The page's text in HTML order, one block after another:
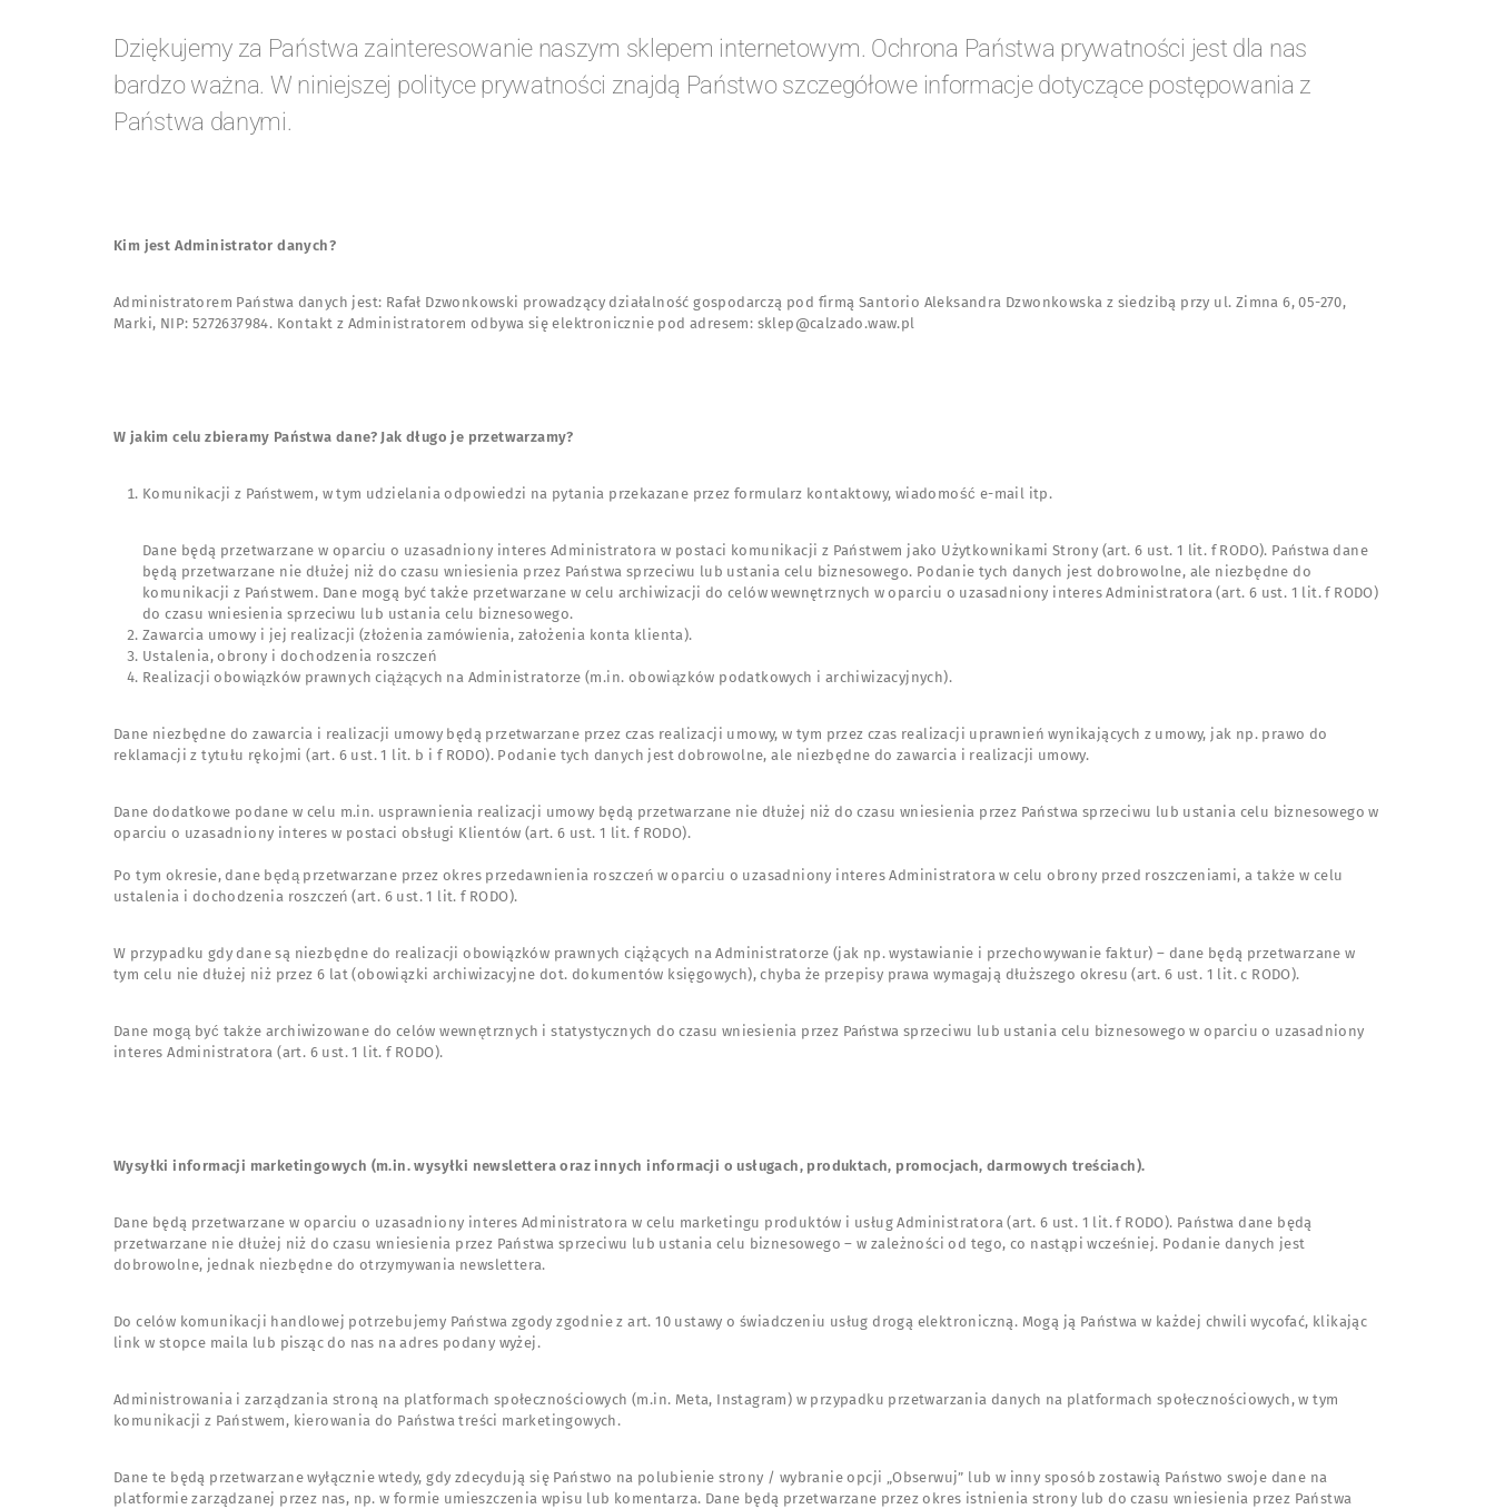
Dziękujemy za Państwa zainteresowanie naszym sklepem internetowym. Ochrona Państwa prywatności jest dla nas
bardzo ważna. W niniejszej polityce prywatności znajdą Państwo szczegółowe informacje dotyczące postępowania z
Państwa danymi.
Kim jest Administrator danych?
Administratorem Państwa danych jest: Rafał Dzwonkowski prowadzący działalność gospodarczą pod firmą Santorio Aleksandra Dzwonkowska z siedzibą przy ul. Zimna 6, 05-270,
Marki, NIP: 5272637984. Kontakt z Administratorem odbywa się elektronicznie pod adresem: sklep@calzado.waw.pl
W jakim celu zbieramy Państwa dane? Jak długo je przetwarzamy?
Komunikacji z Państwem, w tym udzielania odpowiedzi na pytania przekazane przez formularz kontaktowy, wiadomość e-mail itp.
Dane będą przetwarzane w oparciu o uzasadniony interes Administratora w postaci komunikacji z Państwem jako Użytkownikami Strony (art. 6 ust. 1 lit. f RODO). Państwa dane
będą przetwarzane nie dłużej niż do czasu wniesienia przez Państwa sprzeciwu lub ustania celu biznesowego. Podanie tych danych jest dobrowolne, ale niezbędne do
komunikacji z Państwem. Dane mogą być także przetwarzane w celu archiwizacji do celów wewnętrznych w oparciu o uzasadniony interes Administratora (art. 6 ust. 1 lit. f RODO)
do czasu wniesienia sprzeciwu lub ustania celu biznesowego.
Zawarcia umowy i jej realizacji (złożenia zamówienia, założenia konta klienta).
Ustalenia, obrony i dochodzenia roszczeń
Realizacji obowiązków prawnych ciążących na Administratorze (m.in. obowiązków podatkowych i archiwizacyjnych).
Dane niezbędne do zawarcia i realizacji umowy będą przetwarzane przez czas realizacji umowy, w tym przez czas realizacji uprawnień wynikających z umowy, jak np. prawo do
reklamacji z tytułu rękojmi (art. 6 ust. 1 lit. b i f RODO). Podanie tych danych jest dobrowolne, ale niezbędne do zawarcia i realizacji umowy.
Dane dodatkowe podane w celu m.in. usprawnienia realizacji umowy będą przetwarzane nie dłużej niż do czasu wniesienia przez Państwa sprzeciwu lub ustania celu biznesowego w
oparciu o uzasadniony interes w postaci obsługi Klientów (art. 6 ust. 1 lit. f RODO).
Po tym okresie, dane będą przetwarzane przez okres przedawnienia roszczeń w oparciu o uzasadniony interes Administratora w celu obrony przed roszczeniami, a także w celu
ustalenia i dochodzenia roszczeń (art. 6 ust. 1 lit. f RODO).
W przypadku gdy dane są niezbędne do realizacji obowiązków prawnych ciążących na Administratorze (jak np. wystawianie i przechowywanie faktur) – dane będą przetwarzane w
tym celu nie dłużej niż przez 6 lat (obowiązki archiwizacyjne dot. dokumentów księgowych), chyba że przepisy prawa wymagają dłuższego okresu (art. 6 ust. 1 lit. c RODO).
Dane mogą być także archiwizowane do celów wewnętrznych i statystycznych do czasu wniesienia przez Państwa sprzeciwu lub ustania celu biznesowego w oparciu o uzasadniony
interes Administratora (art. 6 ust. 1 lit. f RODO).
Wysyłki informacji marketingowych (m.in. wysyłki newslettera oraz innych informacji o usługach, produktach, promocjach, darmowych treściach).
Dane będą przetwarzane w oparciu o uzasadniony interes Administratora w celu marketingu produktów i usług Administratora (art. 6 ust. 1 lit. f RODO). Państwa dane będą
przetwarzane nie dłużej niż do czasu wniesienia przez Państwa sprzeciwu lub ustania celu biznesowego – w zależności od tego, co nastąpi wcześniej. Podanie danych jest
dobrowolne, jednak niezbędne do otrzymywania newslettera.
Do celów komunikacji handlowej potrzebujemy Państwa zgody zgodnie z art. 10 ustawy o świadczeniu usług drogą elektroniczną. Mogą ją Państwa w każdej chwili wycofać, klikając
link w stopce maila lub pisząc do nas na adres podany wyżej.
Administrowania i zarządzania stroną na platformach społecznościowych (m.in. Meta, Instagram) w przypadku przetwarzania danych na platformach społecznościowych, w tym
komunikacji z Państwem, kierowania do Państwa treści marketingowych.
Dane te będą przetwarzane wyłącznie wtedy, gdy zdecydują się Państwo na polubienie strony / wybranie opcji „Obserwuj” lub w inny sposób zostawią Państwo swoje dane na
platformie zarządzanej przez nas, np. w formie umieszczenia wpisu lub komentarza. Dane będą przetwarzane przez okres istnienia strony lub do czasu wniesienia przez Państwa